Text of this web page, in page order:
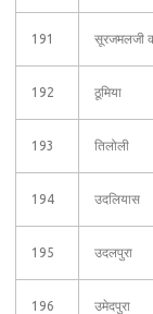
191 सूरजमलजी
192 ठूमिया
193 तिलोली
194 उदलियास
195 उदलपुरा
196 उमेदपुरा